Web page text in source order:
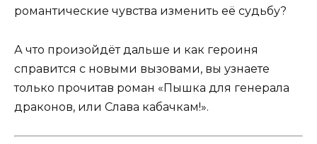
романтические чувства изменить её судьбу?
А что произойдёт дальше и как героиня
справится с новыми вызовами, вы узнаете
только прочитав роман «Пышка для генерала
драконов, или Слава кабачкам!».